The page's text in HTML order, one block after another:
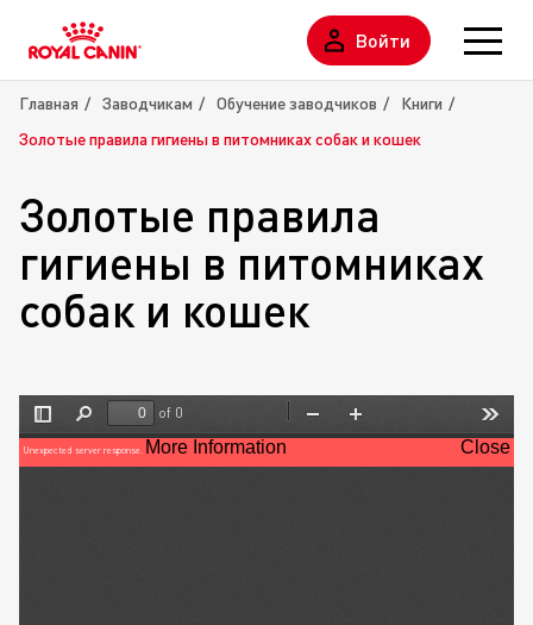
Войти
Главная Заводчикам Обучение заводчиков
Книги
Золотые правила гигиены в питомниках собак и кошек
Золотые правила
гигиены в питомниках
собак и кошек
Toggle
Sidebar
Find
of 0
Unexpected server response. More Information Close